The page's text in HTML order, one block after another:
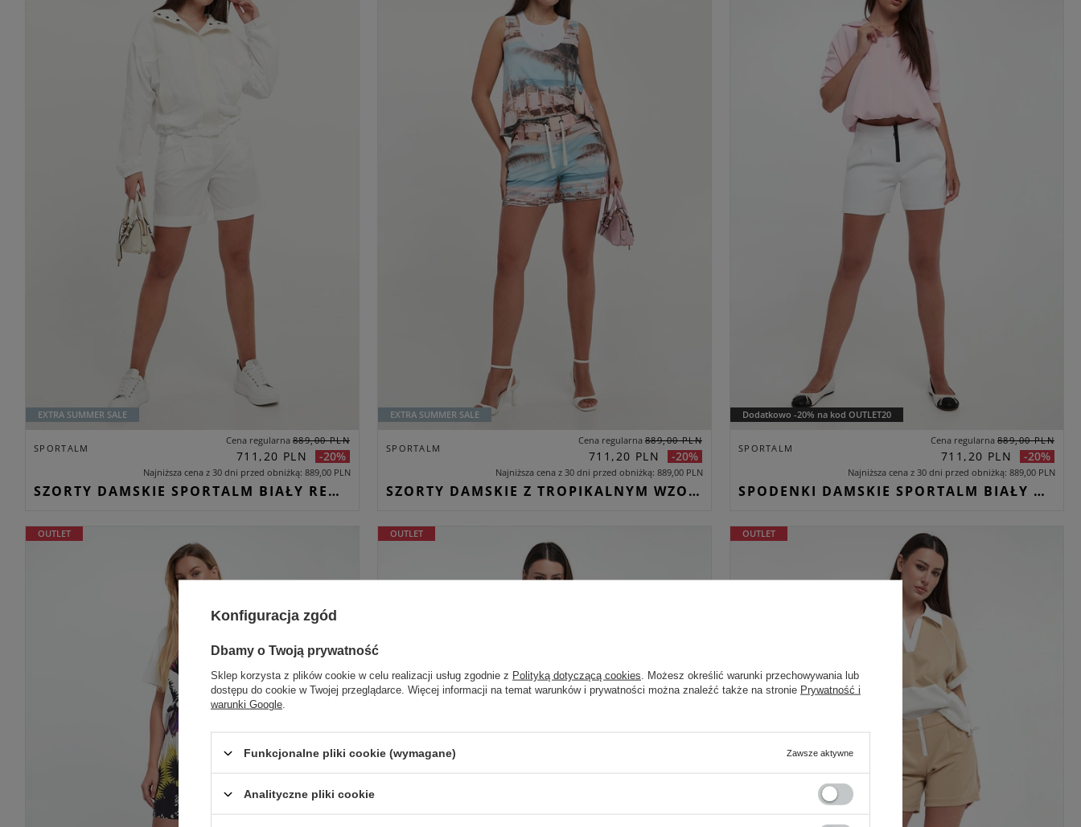
EXTRA SUMMER SALE
SPORTALM
Cena regularna 889,00 PLN
711,20 PLN -20%
Najniższa cena z 30 dni przed obniżką 889,00 PLN
SZORTY DAMSKIE SPORTALM BIAŁY REGULAR
EXTRA SUMMER SALE
SPORTALM
Cena regularna 889,00 PLN
711,20 PLN -20%
Najniższa cena z 30 dni przed obniżką 889,00 PLN
SZORTY DAMSKIE Z TROPIKALNYM WZOREM SPORTALM BŁĘKITNY REGULAR
Dodatkowo -20% na kod OUTLET20
SPORTALM
Cena regularna 889,00 PLN
711,20 PLN -20%
Najniższa cena z 30 dni przed obniżką 889,00 PLN
SPODENKI DAMSKIE SPORTALM BIAŁY REGULAR
OUTLET OUTLET OUTLET
Konfiguracja zgód
Dbamy o Twoją prywatność
Sklep korzysta z plików cookie w celu realizacji usług zgodnie z Polityką dotyczącą cookies . Możesz określić warunki przechowywania lub
dostępu do cookie w Twojej przeglądarce. Więcej informacji na temat warunków i prywatności można znaleźć także na stronie Prywatność i
warunki Google
Funkcjonalne pliki cookie (wymagane) Zawsze aktywne
Analityczne pliki cookie